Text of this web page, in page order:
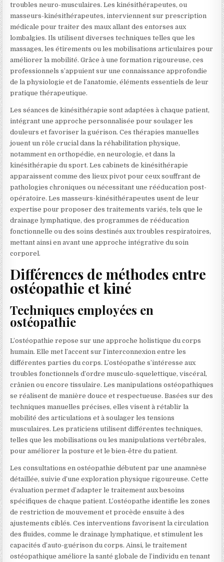
troubles neuro-musculaires. Les kinésithérapeutes, ou
masseurs-kinésithérapeutes, interviennent sur prescription
médicale pour traiter des maux allant des entorses aux
lombalgies. Ils utilisent diverses techniques telles que les
massages, les étirements ou les mobilisations articulaires pour
améliorer la mobilité. Grâce à une formation rigoureuse, ces
professionnels s’appuient sur une connaissance approfondie
de la physiologie et de l’anatomie, éléments essentiels de leur
pratique thérapeutique.
Les séances de kinésithérapie sont adaptées à chaque patient,
intégrant une approche personnalisée pour soulager les
douleurs et favoriser la guérison. Ces thérapies manuelles
jouent un rôle crucial dans la réhabilitation physique,
notamment en orthopédie, en neurologie, et dans la
kinésithérapie du sport. Les cabinets de kinésithérapie
apparaissent comme des lieux pivot pour ceux souffrant de
pathologies chroniques ou nécessitant une rééducation post-
opératoire. Les masseurs-kinésithérapeutes usent de leur
expertise pour proposer des traitements variés, tels que le
drainage lymphatique, des programmes de rééducation
fonctionnelle ou des soins destinés aux troubles respiratoires,
mettant ainsi en avant une approche intégrative du soin
corporel.
Différences de méthodes entre
ostéopathie et kiné
Techniques employées en
ostéopathie
L’ostéopathie repose sur une approche holistique du corps
humain. Elle met l’accent sur l’interconnexion entre les
différentes parties du corps. L’ostéopathe s’intéresse aux
troubles fonctionnels d’ordre musculo-squelettique, viscéral,
crânien ou encore tissulaire. Les manipulations ostéopathiques
se réalisent de manière douce et respectueuse. Basées sur des
techniques manuelles précises, elles visent à rétablir la
mobilité des articulations et à soulager les tensions
musculaires. Les praticiens utilisent différentes techniques,
telles que les mobilisations ou les manipulations vertébrales,
pour améliorer la posture et le bien-être du patient.
Les consultations en ostéopathie débutent par une anamnèse
détaillée, suivie d’une exploration physique rigoureuse. Cette
évaluation permet d’adapter le traitement aux besoins
spécifiques de chaque patient. L’ostéopathe identifie les zones
de restriction de mouvement et procède ensuite à des
ajustements ciblés. Ces interventions favorisent la circulation
des fluides, comme le drainage lymphatique, et stimulent les
capacités d’auto-guérison du corps. Ainsi, le traitement
ostéopathique améliore la santé globale de l’individu en tenant